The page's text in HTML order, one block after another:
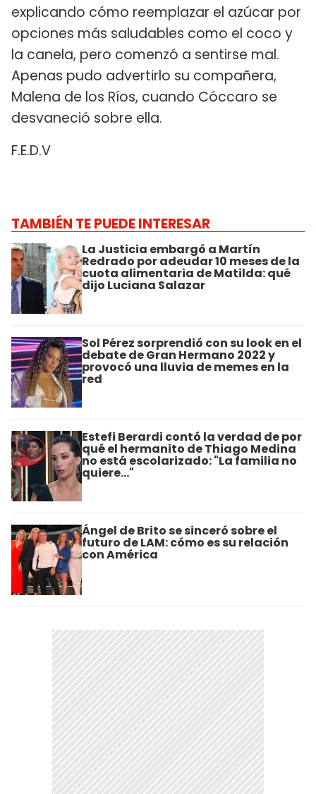
explicando cómo reemplazar el azúcar por
opciones más saludables como el coco y
la canela, pero comenzó a sentirse mal.
Apenas pudo advertirlo su compañera,
Malena de los Ríos, cuando Cóccaro se
desvaneció sobre ella.
F.E.D.V
TAMBIÉN TE PUEDE INTERESAR
La Justicia embargó a Martín
Redrado por adeudar 10 meses de la
cuota alimentaria de Matilda: qué
dijo Luciana Salazar
Sol Pérez sorprendió con su look en el
debate de Gran Hermano 2022 y
provocó una lluvia de memes en la
red
Estefi Berardi contó la verdad de por
qué el hermanito de Thiago Medina
no está escolarizado: "La familia no
quiere..."
Ángel de Brito se sinceró sobre el
futuro de LAM: cómo es su relación
con América